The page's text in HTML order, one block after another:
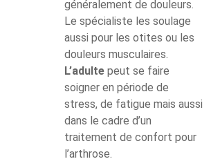
généralement de douleurs.
Le spécialiste les soulage
aussi pour les otites ou les
douleurs musculaires.
L’adulte peut se faire
soigner en période de
stress, de fatigue mais aussi
dans le cadre d’un
traitement de confort pour
l’arthrose.